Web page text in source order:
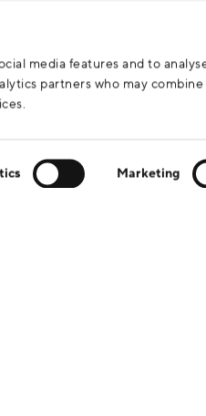
media features and to
partners who may
Marketing